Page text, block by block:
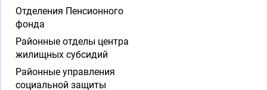
Отделения Пенсионного
фонда
Районные отделы центра
жилищных субсидий
Районные управления
социальной защиты